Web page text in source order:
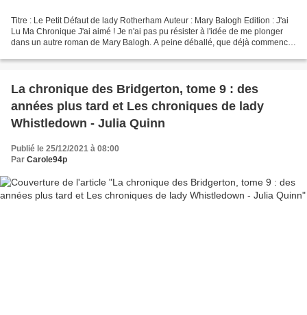
Titre : Le Petit Défaut de lady Rotherham Auteur : Mary Balogh Edition : J'ai
Lu Ma Chronique J'ai aimé ! Je n'ai pas pu résister à l'idée de me plonger
dans un autre roman de Mary Balogh. A peine déballé, que déjà commencé
La chronique des Bridgerton, tome 9 : des
années plus tard et Les chroniques de lady
Whistledown - Julia Quinn
Publié le 25/12/2021 à 08:00
Par Carole94p